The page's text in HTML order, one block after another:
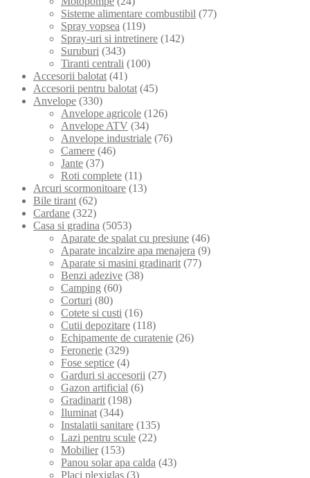
Sisteme alimentare combustibil (77)
Spray vopsea (119)
Spray-uri si intretinere (142)
Suruburi (343)
Tiranti centrali (100)
Accesorii balotat (41)
Accesorii pentru balotat (45)
Anvelope (330)
Anvelope agricole (126)
Anvelope ATV (34)
Anvelope industriale (76)
Camere (46)
Jante (37)
Roti complete (11)
Arcuri scormonitoare (13)
Bile tirant (62)
Cardane (322)
Casa si gradina (5053)
Aparate de spalat cu presiune (46)
Aparate incalzire apa menajera (9)
Aparate si masini gradinarit (77)
Benzi adezive (38)
Camping (60)
Corturi (80)
Cotete si custi (16)
Cutii depozitare (118)
Echipamente de curatenie (26)
Feronerie (329)
Fose septice (4)
Garduri si accesorii (27)
Gazon artificial (6)
Gradinarit (198)
Iluminat (344)
Instalatii sanitare (135)
Lazi pentru scule (22)
Mobilier (153)
Panou solar apa calda (43)
Placi plexiglas (3)